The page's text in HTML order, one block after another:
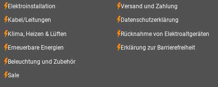
Elektroinstallation
Kabel/Leitungen
Klima, Heizen & Lüften
Erneuerbare Energien
Beleuchtung und Zubehör
Sale
Versand und Zahlung
Datenschutzerklärung
Rücknahme von Elektroaltgeräten
Erklärung zur Barrierefreiheit